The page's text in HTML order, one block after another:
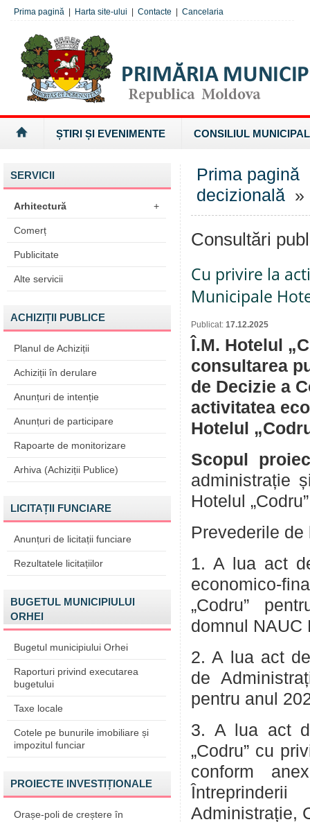
Prima pagină Harta site-ului Contacte Cancelaria
ȘTIRI ȘI EVENIMENTE CONSILIUL MUNICIPAL
SERVICII
Arhitectură +
Comerț
Publicitate
Alte servicii
ACHIZIȚII PUBLICE
Planul de Achiziții
Achiziții în derulare
Anunțuri de intenție
Anunțuri de participare
Rapoarte de monitorizare
Arhiva (Achiziții Publice)
LICITAȚII FUNCIARE
Anunțuri de licitații funciare
Rezultatele licitațiilor
BUGETUL MUNICIPIULUI
ORHEI
Bugetul municipiului Orhei
Raporturi privind executarea
bugetului
Taxe locale
Cotele pe bunurile imobiliare și
impozitul funciar
PROIECTE INVESTIȚIONALE
Orașe-poli de creștere în
Prima pagină
decizională »
Consultări
Cu privire la
Municipale
Publicat: 17.12.2025
Î.M. Hotelul
consultarea
de Decizie a
activitatea
Hotelul
Scopul
administrație
Hotelul
Prevederile
1. A lua act
economico-
„Codru”
domnul NAUC
2. A lua act
de
pentru anul
3. A lua act
„Codru” cu
conform
Administrație,